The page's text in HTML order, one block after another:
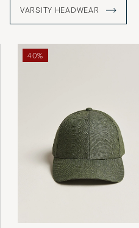
on haettu matkoilta ympäri
kulttuurien yhdistymisestä.
VARSITY HEADWEAR
40%